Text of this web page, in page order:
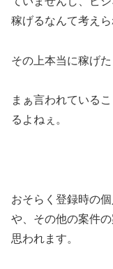
稼げるなんて考えら
その上本当に稼げ
まぁ言われている
るよねぇ。
おそらく登録時の
や、その他の案件
思われます。